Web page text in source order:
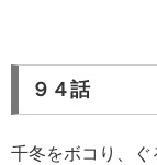
９４話
千冬をボコり、ぐ